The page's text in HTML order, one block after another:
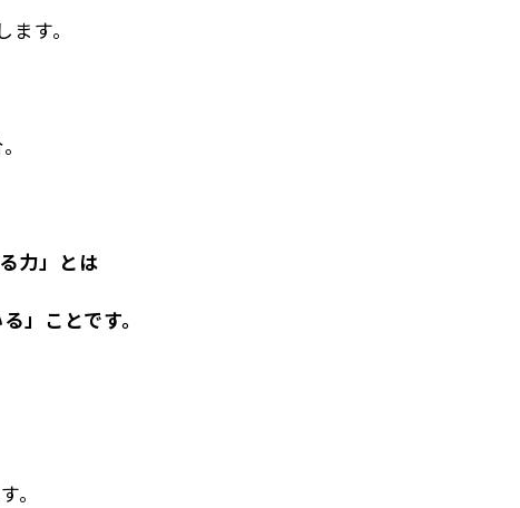
す。
力」とは
」ことです。
。